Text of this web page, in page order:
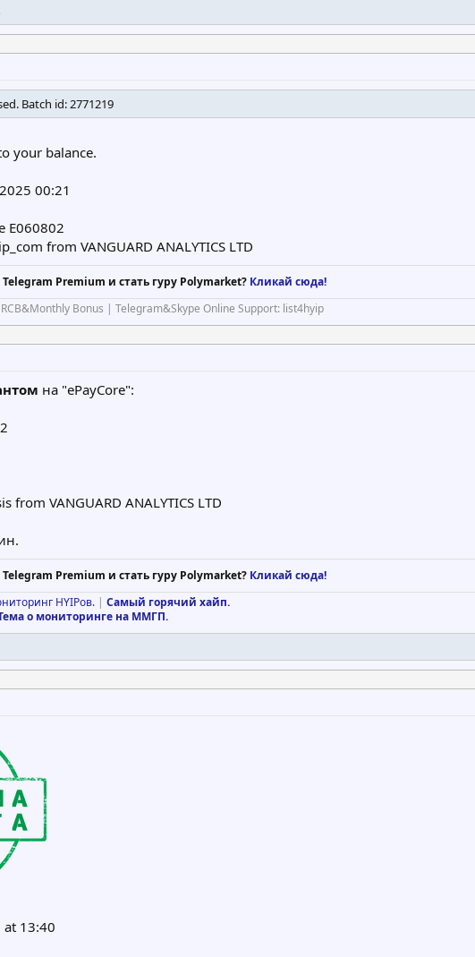
Batch id: 2771219
your balance.
00:21
E060802
from VANGUARD ANALYTICS LTD
Premium и стать гуру Polymarket? Кликай сюда!
Bonus | Telegram&Skype Online Support: list4hyip
на "ePayCore":
from VANGUARD ANALYTICS LTD
Premium и стать гуру Polymarket? Кликай сюда!
HYIPов. | Самый горячий хайп.
о мониторинге на ММГП.
13:40